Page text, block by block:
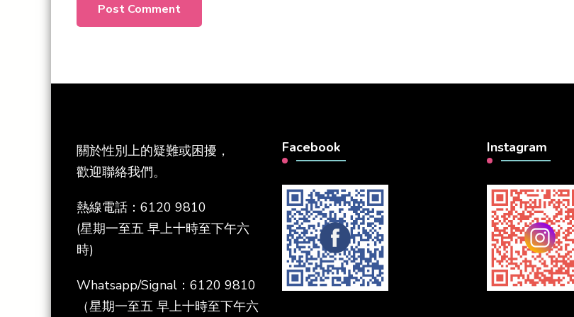
關於性別上的疑難或困擾，
歡迎聯絡我們。
熱線電話：6120 9810
(星期一至五 早上十時至下午六
時)
Whatsapp/Signal：6120 9810
（星期一至五 早上十時至下午六
Facebook Instagram